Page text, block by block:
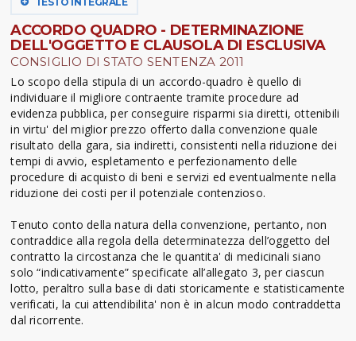
ACCORDO QUADRO - DETERMINAZIONE
DELL'OGGETTO E CLAUSOLA DI ESCLUSIVA
CONSIGLIO DI STATO SENTENZA 2011
Lo scopo della stipula di un accordo-quadro è quello di
individuare il migliore contraente tramite procedure ad
evidenza pubblica, per conseguire risparmi sia diretti, ottenibili
in virtu' del miglior prezzo offerto dalla convenzione quale
risultato della gara, sia indiretti, consistenti nella riduzione dei
tempi di avvio, espletamento e perfezionamento delle
procedure di acquisto di beni e servizi ed eventualmente nella
riduzione dei costi per il potenziale contenzioso.
Tenuto conto della natura della convenzione, pertanto, non
contraddice alla regola della determinatezza dell’oggetto del
contratto la circostanza che le quantita' di medicinali siano
solo “indicativamente” specificate all’allegato 3, per ciascun
lotto, peraltro sulla base di dati storicamente e statisticamente
verificati, la cui attendibilita' non è in alcun modo contraddetta
dal ricorrente.